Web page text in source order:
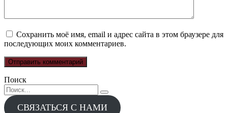
Сохранить моё имя, email и адрес сайта в этом браузере для
последующих моих комментариев.
Поиск
Search
for:
СВЯЗАТЬСЯ С НАМИ